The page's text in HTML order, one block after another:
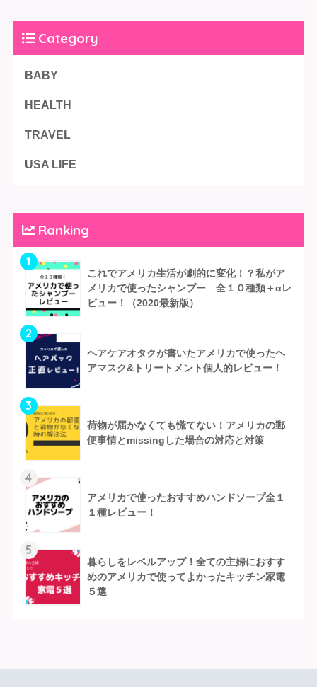
Category
BABY
HEALTH
TRAVEL
USA LIFE
Ranking
1
これでアメリカ生活が劇的に変化！？私がア
メリカで使ったシャンプー 全１０種類＋αレ
ビュー！（2020最新版）
2
ヘアケアオタクが書いたアメリカで使ったヘ
アマスク&トリートメント個人的レビュー！
3
荷物が届かなくても慌てない！アメリカの郵
便事情とmissingした場合の対応と対策
4
アメリカで使ったおすすめハンドソープ全１
１種レビュー！
5
暮らしをレベルアップ！全ての主婦におすす
めのアメリカで使ってよかったキッチン家電
５選